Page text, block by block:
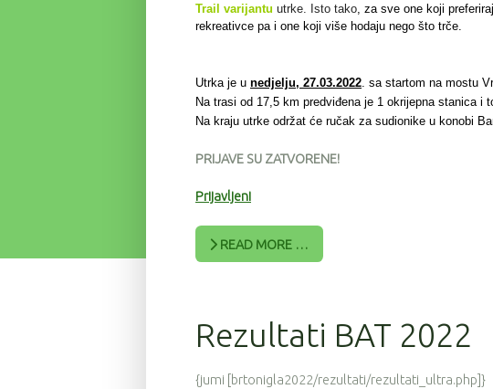
Trail varijantu utrke. Isto tako , za sve one koji
rekreativce pa i one koji više hodaju nego što trče.
Utrka je u nedjelju, 27.03.2022 . sa startom na mostu
Na trasi od 17,5 km predviđena je 1 okrijepna stanica i
Na kraju utrke održat će ručak za sudionike u konobi
PRIJAVE SU ZATVORENE!
Prijavljeni
READ MORE …
Rezultati BAT 2022
{jumi [brtonigla2022/rezultati/rezultati_ultra.php]}